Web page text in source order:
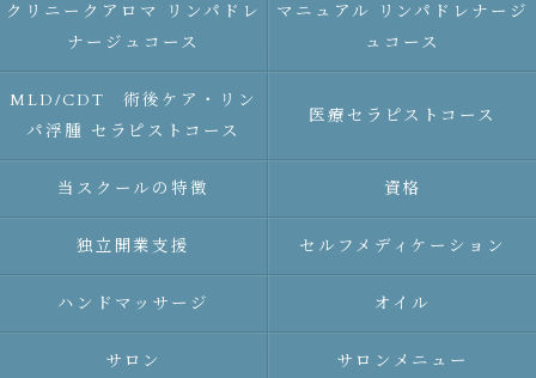
クリニークアロマ リンパドレ
ナージュコース
マニュアル リンパドレナージ
ュコース
MLD/CDT 術後ケア・リン
パ浮腫 セラピストコース
医療セラピストコース
当スクールの特徴 資格
独立開業支援 セルフメディケーション
ハンドマッサージ オイル
サロン サロンメニュー